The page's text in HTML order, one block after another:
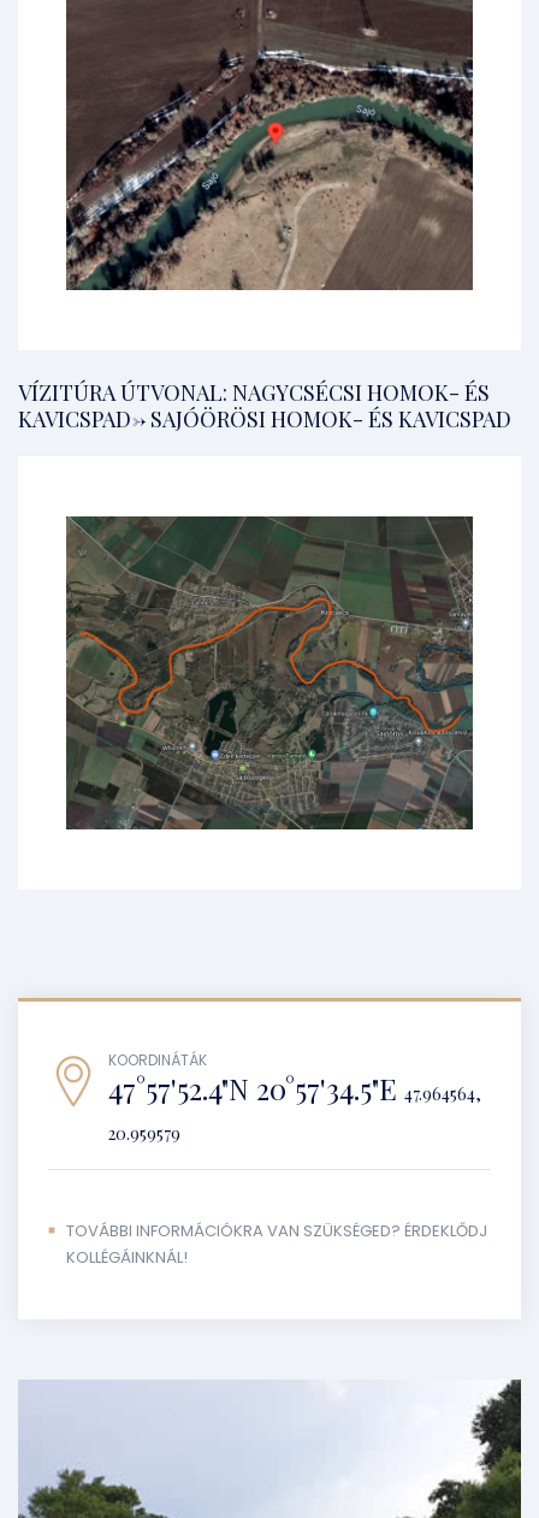
VÍZITÚRA ÚTVONAL: NAGYCSÉCSI HOMOK- ÉS
KAVICSPAD-> SAJÓÖRÖSI HOMOK- ÉS KAVICSPAD
KOORDINÁTÁK
47°57'52.4"N 20°57'34.5"E 47.964564,
20.959579
TOVÁBBI INFORMÁCIÓKRA VAN SZÜKSÉGED? ÉRDEKLŐDJ
KOLLÉGÁINKNÁL!